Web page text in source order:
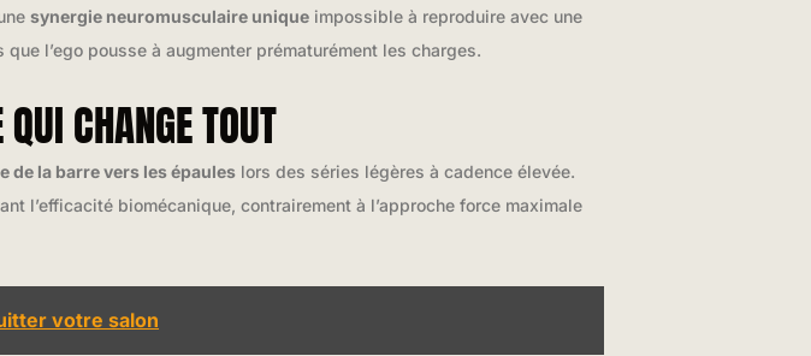
synergie neuromusculaire unique impossible à reproduire avec une
l’ego pousse à augmenter prématurément les charges.
CHANGE TOUT
de la barre vers les épaules lors des séries légères à cadence élevée.
l’efficacité biomécanique, contrairement à l’approche force maximale
votre salon